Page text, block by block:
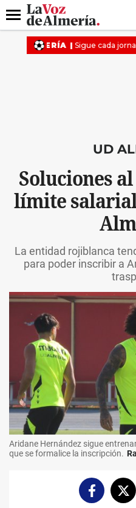
DESTACADO
Menú
UD
Soluciones
límite
La entidad rojiblanca
para poder inscribir a
Aridane Hernández sigue
que se formalice la inscripción.
Facebook